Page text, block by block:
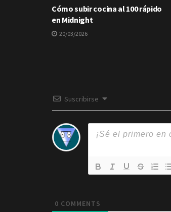
Cómo subir cocina al 100 rápido
en Midnight
20/03/2026
Suscribirse
0 COMMENTS